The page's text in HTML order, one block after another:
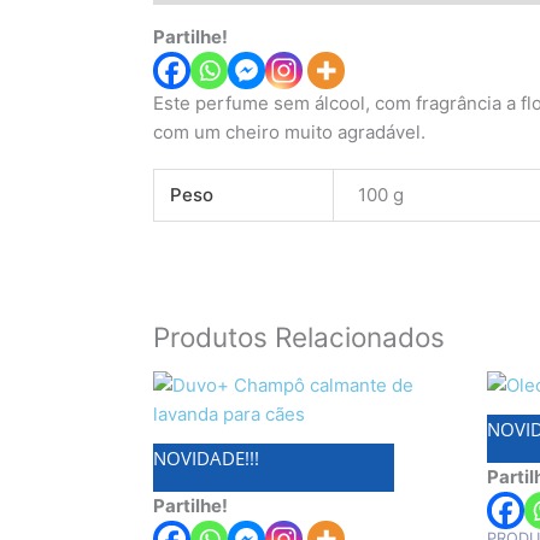
Partilhe!
Este perfume sem álcool, com fragrância a
com um cheiro muito agradável.
Peso 100 g
Produtos Relacionados
NOVIDADE!!!
Partilhe!